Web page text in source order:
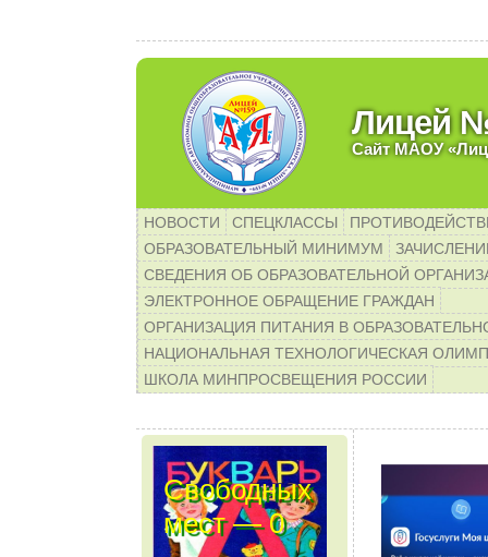
Лицей
Сайт МАОУ
НОВОСТИ СПЕЦКЛАССЫ
ОБРАЗОВАТЕЛЬНЫЙ МИНИМУМ
СВЕДЕНИЯ ОБ ОБРАЗОВАТЕЛЬНОЙ
ЭЛЕКТРОННОЕ ОБРАЩЕНИЕ ГРАЖДАН
ОРГАНИЗАЦИЯ ПИТАНИЯ В
НАЦИОНАЛЬНАЯ ТЕХНОЛОГИЧЕСКАЯ
ШКОЛА МИНПРОСВЕЩЕНИЯ РОССИИ
Свободных
мест — 0